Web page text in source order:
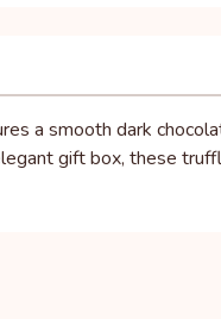
a smooth dark
gift box, these